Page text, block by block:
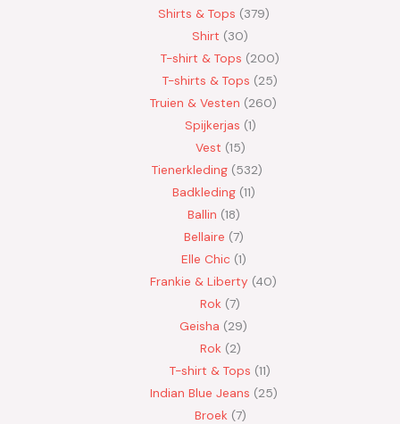
Shirts & Tops 379
Shirt
30
T-shirt & Tops
200
T-shirts & Tops
25
Truien & Vesten
260
Spijkerjas 1
Vest 15
Tienerkleding 532
Badkleding 11
Ballin 18
Bellaire 7
Elle Chic 1
Frankie & Liberty 40
Rok 7
Geisha
29
Rok 2
T-shirt & Tops 11
Indian Blue Jeans 25
Broek 7